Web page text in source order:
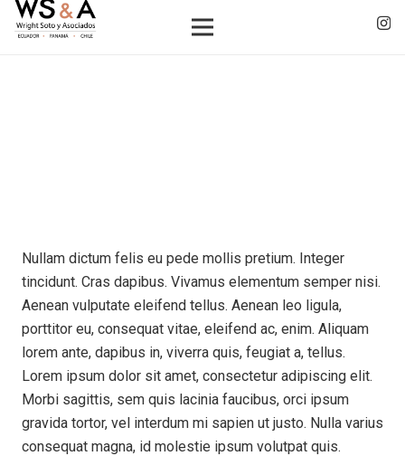
Nullam dictum felis eu pede mollis pretium. Integer
tincidunt. Cras dapibus. Vivamus elementum semper nisi.
Aenean vulputate eleifend tellus. Aenean leo ligula,
porttitor eu, consequat vitae, eleifend ac, enim. Aliquam
lorem ante, dapibus in, viverra quis, feugiat a, tellus.
Lorem ipsum dolor sit amet, consectetur adipiscing elit.
Morbi sagittis, sem quis lacinia faucibus, orci ipsum
gravida tortor, vel interdum mi sapien ut justo. Nulla varius
consequat magna, id molestie ipsum volutpat quis.